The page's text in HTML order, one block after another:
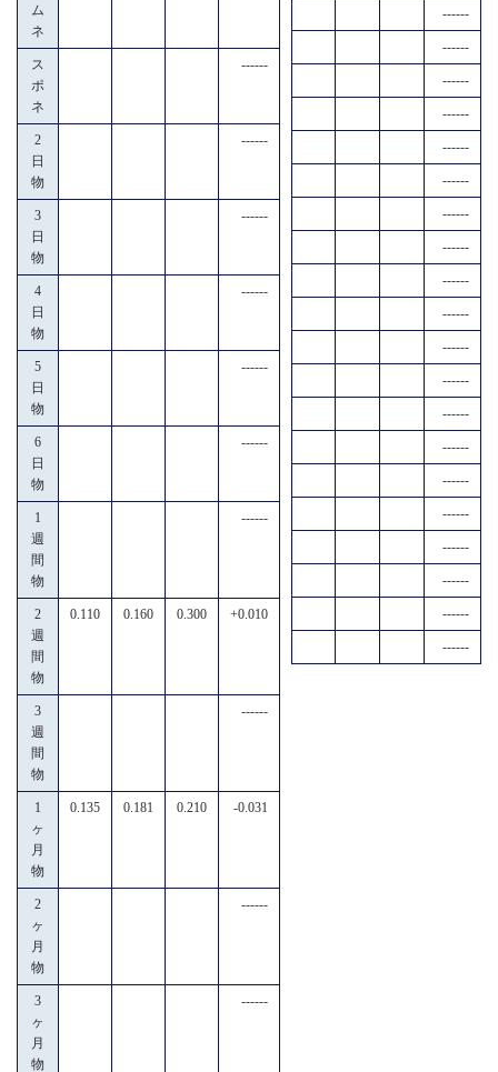
ム
ネ
ス
ポ
ネ
------
2
日
物
------
3
日
物
------
4
日
物
------
5
日
物
------
6
日
物
------
1
週
間
物
------
2
週
間
物
0.110 0.160 0.300 +0.010
3
週
間
物
------
1
ヶ
月
物
0.135 0.181 0.210 -0.031
2
ヶ
月
物
------
3
ヶ
月
物
------
------
------
------
------
------
------
------
------
------
------
------
------
------
------
------
------
------
------
------
------